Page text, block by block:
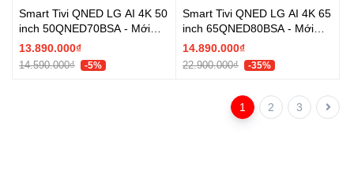
Smart Tivi QNED LG AI 4K 50
inch 50QNED70BSA - Mới
2026
13.890.000₫
14.590.000₫ -5%
Smart Tivi QNED LG AI 4K 65
inch 65QNED80BSA - Mới
2026
14.890.000₫
22.900.000₫ -35%
1 2 3